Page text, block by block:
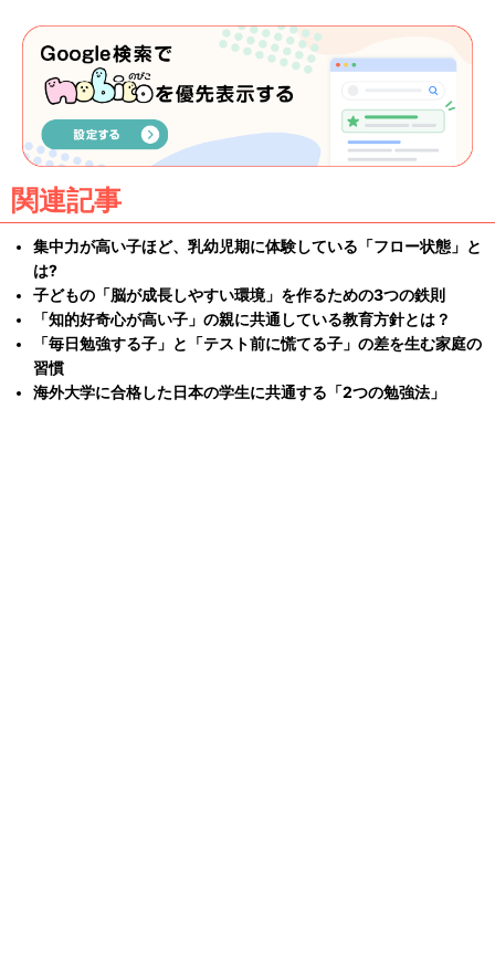
関連記事
集中力が高い子ほど、乳幼児期に体験している「フロー状態」と
は?
子どもの「脳が成長しやすい環境」を作るための3つの鉄則
「知的好奇心が高い子」の親に共通している教育方針とは？
「毎日勉強する子」と「テスト前に慌てる子」の差を生む家庭の
習慣
海外大学に合格した日本の学生に共通する「2つの勉強法」